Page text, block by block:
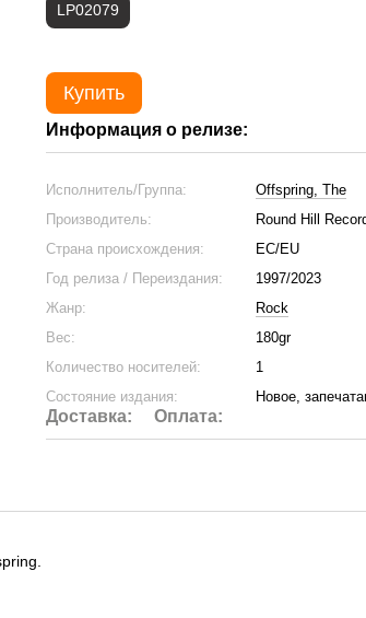
LP02079
Купить
Информация о релизе:
Исполнитель/Группа:
Offspring, The
Производитель:
Round Hill
Страна происхождения:
ЕС/EU
Год релиза / Переиздания:
1997/2023
Жанр:
Rock
Вес:
180gr
Количество носителей:
1
Состояние издания:
Новое,
Доставка: Оплата: